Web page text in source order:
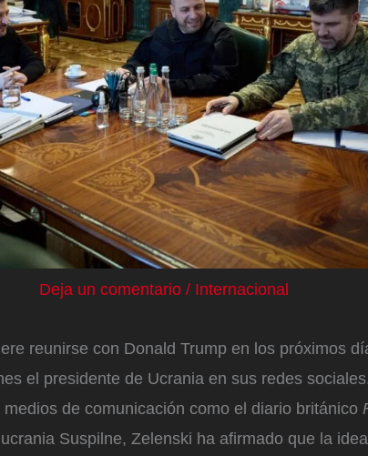
Deja un comentario / Internacional
reunirse con Donald Trump en los próximos
el presidente de Ucrania en sus redes
de comunicación como el diario británico
Suspilne, Zelenski ha afirmado que la